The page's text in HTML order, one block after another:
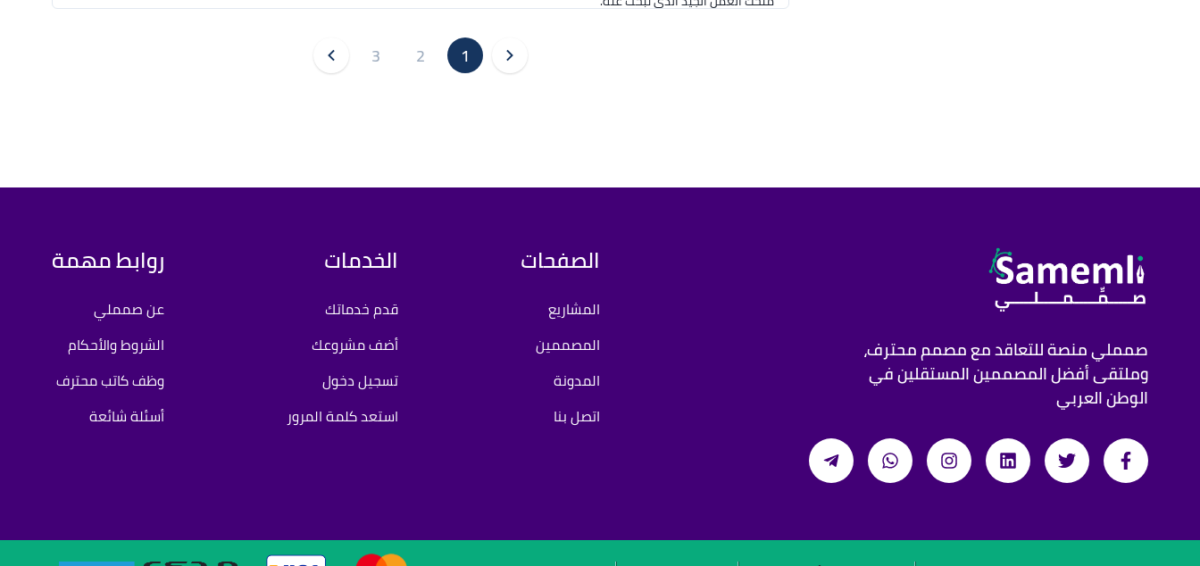
1
2
3
صمملي منصة للتعاقد مع مصمم محترف،
وملتقى أفضل المصممين المستقلين في
الوطن العربي
الصفحات
المشاريع
المصممين
المدونة
اتصل بنا
الخدمات
قدم خدماتك
أضف مشروعك
تسجيل دخول
استعد كلمة المرور
روابط مهمة
عن صمملي
الشروط والأحكام
وظف كاتب محترف
أسئلة شائعة